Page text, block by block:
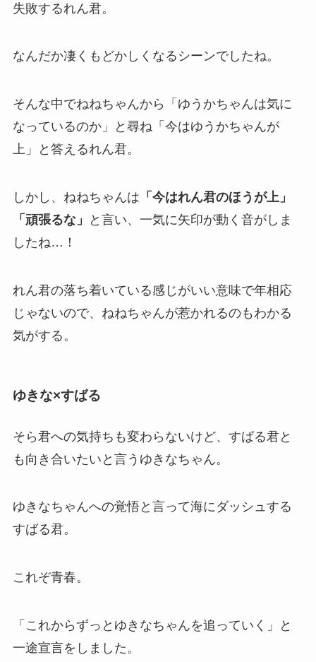
失敗するれん君。
なんだか凄くもどかしくなるシーンでしたね。
そんな中でねねちゃんから「ゆうかちゃんは気に
なっているのか」と尋ね「今はゆうかちゃんが
上」と答えるれん君。
しかし、ねねちゃんは 「今はれん君のほうが上」
「頑張るな」
と言い、一気に矢印が動く音がしま
したね…！
れん君の落ち着いている感じがいい意味で年相応
じゃないので、ねねちゃんが惹かれるのもわかる
気がする。
ゆきな×すばる
そら君への気持ちも変わらないけど、すばる君と
も向き合いたいと言うゆきなちゃん。
ゆきなちゃんへの覚悟と言って海にダッシュする
すばる君。
これぞ青春。
「これからずっとゆきなちゃんを追っていく」と
一途宣言をしました。